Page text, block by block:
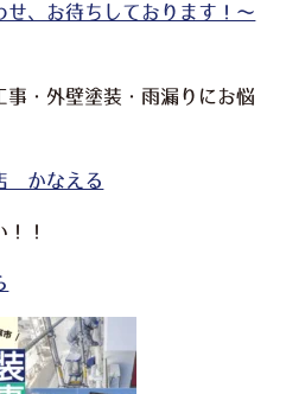
せ、お待ちしております！～
事・外壁塗装・雨漏りにお悩
かなえる
！